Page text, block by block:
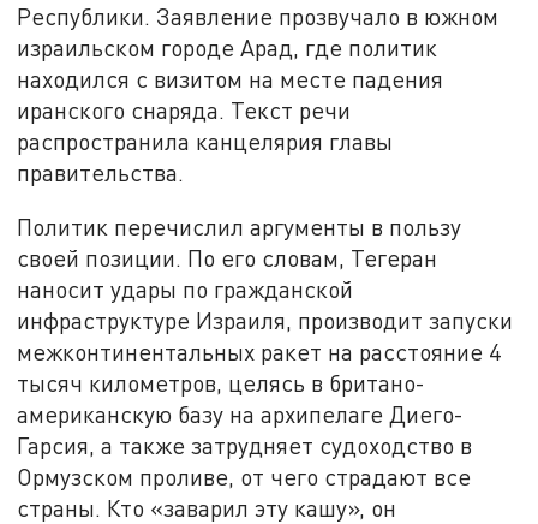
Республики. Заявление прозвучало в южном
израильском городе Арад, где политик
находился с визитом на месте падения
иранского снаряда. Текст речи
распространила канцелярия главы
правительства.
Политик перечислил аргументы в пользу
своей позиции. По его словам, Тегеран
наносит удары по гражданской
инфраструктуре Израиля, производит запуски
межконтинентальных ракет на расстояние 4
тысяч километров, целясь в британо-
американскую базу на архипелаге Диего-
Гарсия, а также затрудняет судоходство в
Ормузском проливе, от чего страдают все
страны. Кто «заварил эту кашу», он